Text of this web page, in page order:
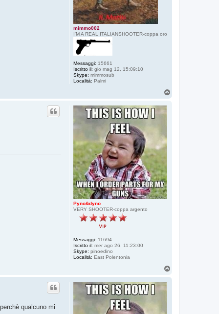
mimmo002
I'M A REAL ITALIANSHOOTER-coppa oro
Messaggi: 15661
Iscritto il: gio mag 12, 15:09:10
Skype: mimmosub
Località: Palmi
Pyno&dyno
VERY SHOOTER-coppa argento
Messaggi: 11694
Iscritto il: mer ago 26, 11:23:00
Skype: pinoedino
Località: East Polentonia
qualcuno mi